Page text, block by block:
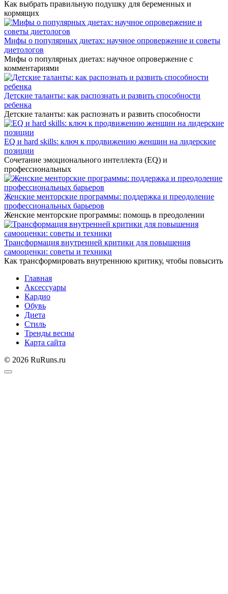
Как выбрать правильную подушку для беременных и
кормящих
Мифы о популярных диетах: научное опровержение и советы
диетологов
Мифы о популярных диетах: научное опровержение с
комментариями
Детские таланты: как распознать и развить способности
ребенка
Детские таланты: как распознать и развить способности
EQ и hard skills: ключ к продвижению женщин на лидерские
позиции
Сочетание эмоционального интеллекта (EQ) и
профессиональных
Женские менторские программы: поддержка и преодоление
профессиональных барьеров
Женские менторские программы: помощь в преодолении
Трансформация внутренней критики для повышения
самооценки: советы и техники
Как трансформировать внутреннюю критику, чтобы повысить
Главная
Аксессуары
Кардио
Обувь
Диета
Стиль
Тренды весны
Карта сайта
© 2026 RuRuns.ru